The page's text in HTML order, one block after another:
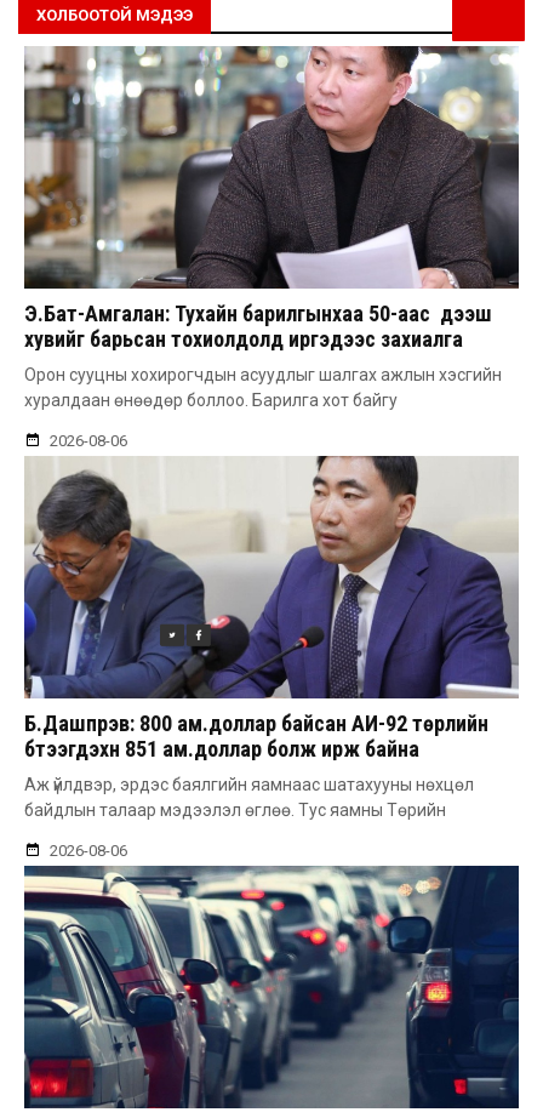
ХОЛБООТОЙ МЭДЭЭ
Э.Бат-Амгалан: Тухайн барилгынхаа 50-аас дээш
хувийг барьсан тохиолдолд иргэдээс захиалга
авдаг болгоно
Орон сууцны хохирогчдын асуудлыг шалгах ажлын хэсгийн
хуралдаан өнөөдөр боллоо. Барилга хот байгу
2026-08-06
Б.Дашпүрэв: 800 ам.доллар байсан АИ-92 төрлийн
бүтээгдэхүүн 851 ам.доллар болж ирж байна
Аж үйлдвэр, эрдэс баялгийн яамнаас шатахууны нөхцөл
байдлын талаар мэдээлэл өглөө. Тус яамны Төрийн
2026-08-06